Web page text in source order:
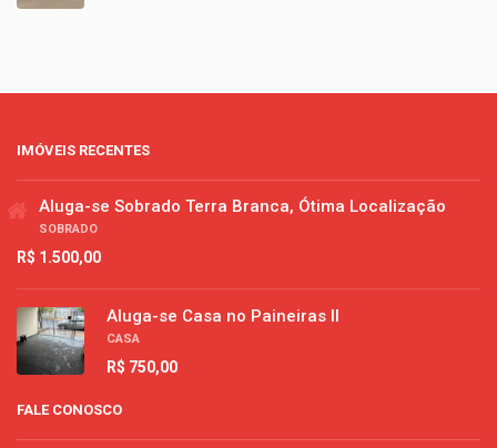
IMÓVEIS RECENTES
Aluga-se Sobrado Terra Branca, Ótima Localização
SOBRADO
R$ 1.500,00
Aluga-se Casa no Paineiras II
CASA
R$ 750,00
FALE CONOSCO